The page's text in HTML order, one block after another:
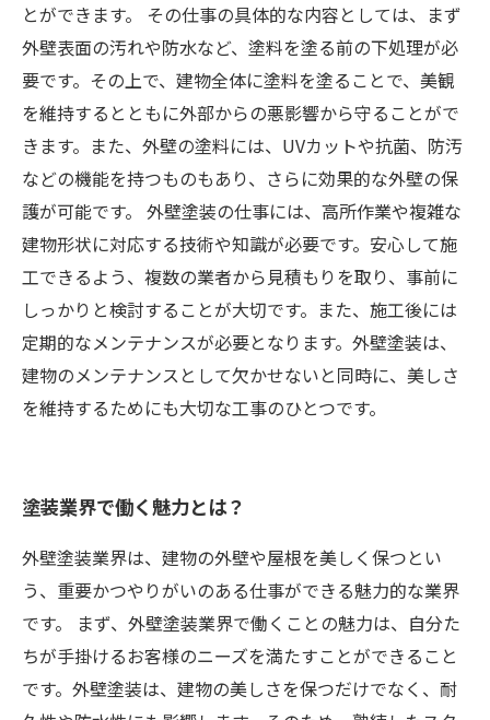
とができます。 その仕事の具体的な内容としては、まず
外壁表面の汚れや防水など、塗料を塗る前の下処理が必
要です。その上で、建物全体に塗料を塗ることで、美観
を維持するとともに外部からの悪影響から守ることがで
きます。また、外壁の塗料には、UVカットや抗菌、防汚
などの機能を持つものもあり、さらに効果的な外壁の保
護が可能です。 外壁塗装の仕事には、高所作業や複雑な
建物形状に対応する技術や知識が必要です。安心して施
工できるよう、複数の業者から見積もりを取り、事前に
しっかりと検討することが大切です。また、施工後には
定期的なメンテナンスが必要となります。外壁塗装は、
建物のメンテナンスとして欠かせないと同時に、美しさ
を維持するためにも大切な工事のひとつです。
塗装業界で働く魅力とは？
外壁塗装業界は、建物の外壁や屋根を美しく保つとい
う、重要かつやりがいのある仕事ができる魅力的な業界
です。 まず、外壁塗装業界で働くことの魅力は、自分た
ちが手掛けるお客様のニーズを満たすことができること
です。外壁塗装は、建物の美しさを保つだけでなく、耐